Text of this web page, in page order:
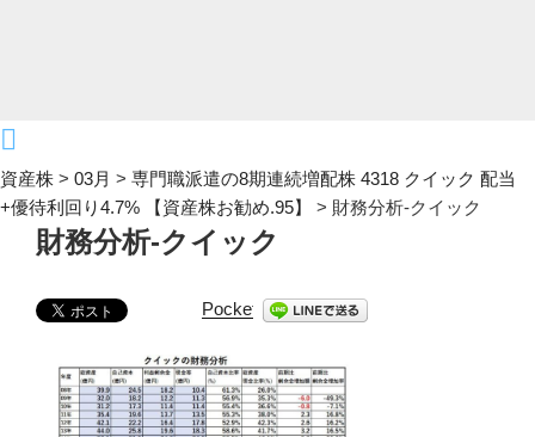
資産株 > 03月 > 専門職派遣の8期連続増配株 4318 クイック 配当
+優待利回り4.7% 【資産株お勧め.95】
> 財務分析-クイック
財務分析-クイック
Pocket